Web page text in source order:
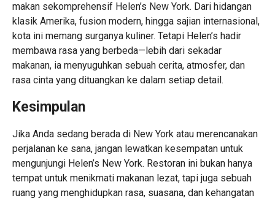
makan sekomprehensif Helen’s New York. Dari hidangan
klasik Amerika, fusion modern, hingga sajian internasional,
kota ini memang surganya kuliner. Tetapi Helen’s hadir
membawa rasa yang berbeda—lebih dari sekadar
makanan, ia menyuguhkan sebuah cerita, atmosfer, dan
rasa cinta yang dituangkan ke dalam setiap detail.
Kesimpulan
Jika Anda sedang berada di New York atau merencanakan
perjalanan ke sana, jangan lewatkan kesempatan untuk
mengunjungi Helen’s New York. Restoran ini bukan hanya
tempat untuk menikmati makanan lezat, tapi juga sebuah
ruang yang menghidupkan rasa, suasana, dan kehangatan